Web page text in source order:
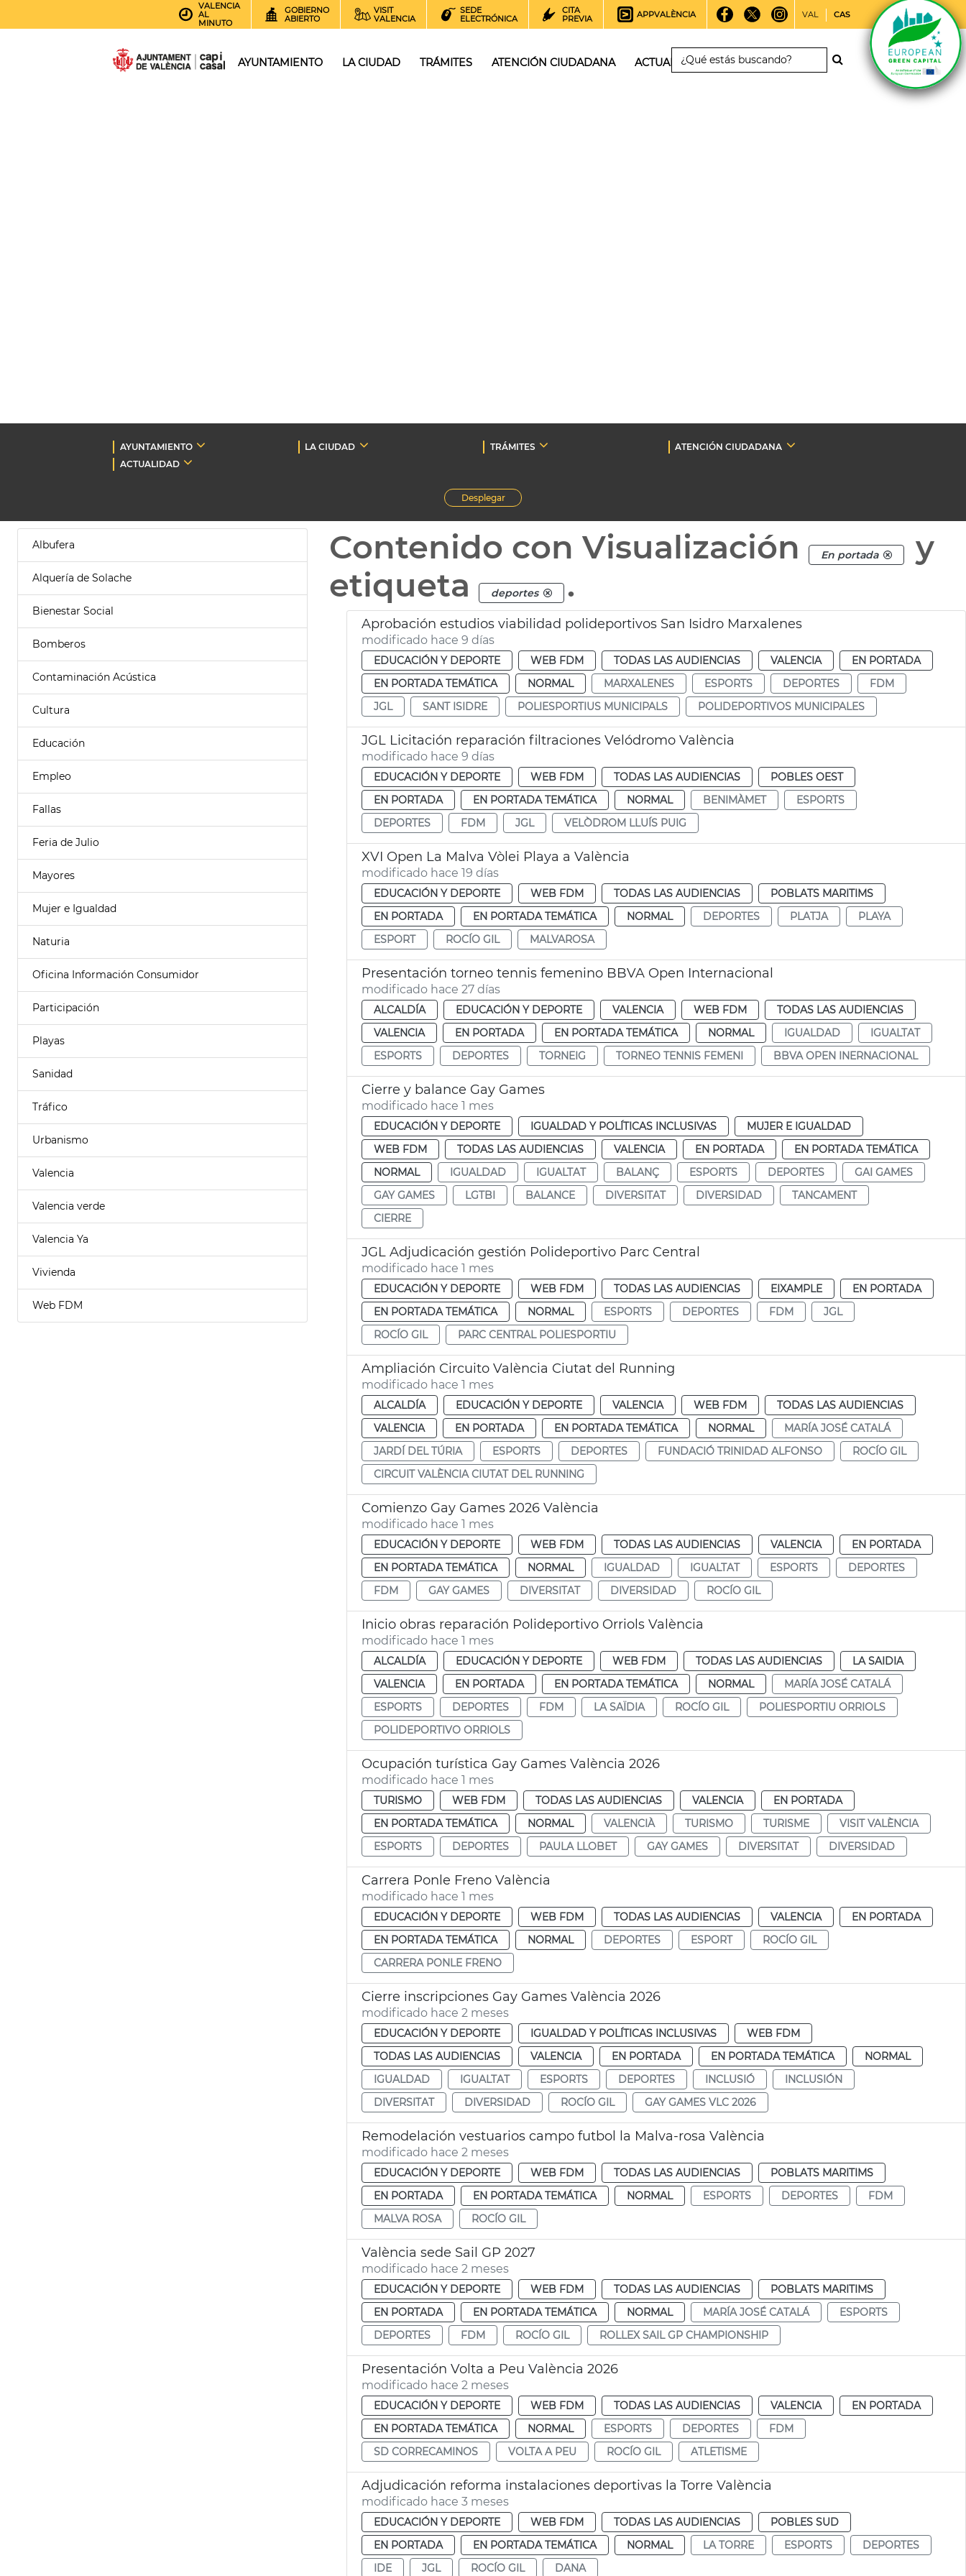
VALENCIA
AL
MINUTO
GOBIERNO
ABIERTO
VISIT
VALENCIA
SEDE
ELECTRÓNICA
CITA
PREVIA
APPVALÈNCIA VAL CAS
AYUNTAMIENTO LA CIUDAD TRÁMITES ATENCIÓN CIUDADANA ACTUALIDAD
AYUNTAMIENTO LA CIUDAD TRÁMITES
ATENCIÓN CIUDADANA
ACTUALIDAD
Desplegar
Albufera
Alquería de Solache
Bienestar Social
Bomberos
Contaminación Acústica
Cultura
Educación
Empleo
Fallas
Feria de Julio
Mayores
Mujer e Igualdad
Naturia
Oficina Información Consumidor
Participación
Playas
Sanidad
Tráfico
Urbanismo
Valencia
Valencia verde
Valencia Ya
Vivienda
Web FDM
Contenido con Visualización En portada
y
etiqueta
deportes .
Aprobación estudios viabilidad polideportivos San Isidro Marxalenes
modificado hace 9 días
EDUCACIÓN Y DEPORTE WEB FDM TODAS LAS AUDIENCIAS VALENCIA
EN PORTADA
EN PORTADA TEMÁTICA
NORMAL MARXALENES ESPORTS DEPORTES
FDM
JGL
SANT ISIDRE POLIESPORTIUS MUNICIPALS POLIDEPORTIVOS MUNICIPALES
JGL Licitación reparación filtraciones Velódromo València
modificado hace 9 días
EDUCACIÓN Y DEPORTE WEB FDM TODAS LAS AUDIENCIAS
POBLES OEST
EN PORTADA
EN PORTADA TEMÁTICA NORMAL BENIMÀMET
ESPORTS
DEPORTES
FDM JGL VELÒDROM LLUÍS PUIG
XVI Open La Malva Vòlei Playa a València
modificado hace 19 días
EDUCACIÓN Y DEPORTE WEB FDM TODAS LAS AUDIENCIAS
POBLATS MARITIMS
EN PORTADA
EN PORTADA TEMÁTICA NORMAL DEPORTES PLATJA
PLAYA
ESPORT
ROCÍO GIL MALVAROSA
Presentación torneo tennis femenino BBVA Open Internacional
modificado hace 27 días
ALCALDÍA EDUCACIÓN Y DEPORTE VALENCIA WEB FDM
TODAS LAS AUDIENCIAS
VALENCIA
EN PORTADA EN PORTADA TEMÁTICA NORMAL IGUALDAD
IGUALTAT
ESPORTS
DEPORTES TORNEIG TORNEO TENNIS FEMENI BBVA OPEN INERNACIONAL
Cierre y balance Gay Games
modificado hace 1 mes
EDUCACIÓN Y DEPORTE IGUALDAD Y POLÍTICAS INCLUSIVAS
MUJER E IGUALDAD
WEB FDM
TODAS LAS AUDIENCIAS VALENCIA EN PORTADA
EN PORTADA TEMÁTICA
NORMAL
IGUALDAD IGUALTAT BALANÇ ESPORTS DEPORTES
GAI GAMES
GAY GAMES
LGTBI BALANCE DIVERSITAT DIVERSIDAD
TANCAMENT
CIERRE
JGL Adjudicación gestión Polideportivo Parc Central
modificado hace 1 mes
EDUCACIÓN Y DEPORTE WEB FDM TODAS LAS AUDIENCIAS EIXAMPLE
EN PORTADA
EN PORTADA TEMÁTICA
NORMAL ESPORTS DEPORTES FDM
JGL
ROCÍO GIL
PARC CENTRAL POLIESPORTIU
Ampliación Circuito València Ciutat del Running
modificado hace 1 mes
ALCALDÍA EDUCACIÓN Y DEPORTE VALENCIA WEB FDM
TODAS LAS AUDIENCIAS
VALENCIA
EN PORTADA EN PORTADA TEMÁTICA NORMAL
MARÍA JOSÉ CATALÁ
JARDÍ DEL TÚRIA
ESPORTS DEPORTES FUNDACIÓ TRINIDAD ALFONSO
ROCÍO GIL
CIRCUIT VALÈNCIA CIUTAT DEL RUNNING
Comienzo Gay Games 2026 València
modificado hace 1 mes
EDUCACIÓN Y DEPORTE WEB FDM TODAS LAS AUDIENCIAS VALENCIA
EN PORTADA
EN PORTADA TEMÁTICA
NORMAL IGUALDAD IGUALTAT ESPORTS
DEPORTES
FDM
GAY GAMES DIVERSITAT DIVERSIDAD ROCÍO GIL
Inicio obras reparación Polideportivo Orriols València
modificado hace 1 mes
ALCALDÍA EDUCACIÓN Y DEPORTE WEB FDM TODAS LAS AUDIENCIAS
LA SAIDIA
VALENCIA
EN PORTADA EN PORTADA TEMÁTICA NORMAL
MARÍA JOSÉ CATALÁ
ESPORTS
DEPORTES FDM LA SAÏDIA ROCÍO GIL
POLIESPORTIU ORRIOLS
POLIDEPORTIVO ORRIOLS
Ocupación turística Gay Games València 2026
modificado hace 1 mes
TURISMO WEB FDM TODAS LAS AUDIENCIAS VALENCIA
EN PORTADA
EN PORTADA TEMÁTICA
NORMAL VALENCIÀ TURISMO TURISME
VISIT VALÈNCIA
ESPORTS
DEPORTES PAULA LLOBET GAY GAMES DIVERSITAT DIVERSIDAD
Carrera Ponle Freno València
modificado hace 1 mes
EDUCACIÓN Y DEPORTE WEB FDM TODAS LAS AUDIENCIAS VALENCIA
EN PORTADA
EN PORTADA TEMÁTICA
NORMAL DEPORTES ESPORT
ROCÍO GIL
CARRERA PONLE FRENO
Cierre inscripciones Gay Games València 2026
modificado hace 2 meses
EDUCACIÓN Y DEPORTE IGUALDAD Y POLÍTICAS INCLUSIVAS
WEB FDM
TODAS LAS AUDIENCIAS
VALENCIA EN PORTADA EN PORTADA TEMÁTICA
NORMAL
IGUALDAD
IGUALTAT ESPORTS DEPORTES INCLUSIÓ
INCLUSIÓN
DIVERSITAT
DIVERSIDAD ROCÍO GIL GAY GAMES VLC 2026
Remodelación vestuarios campo futbol la Malva-rosa València
modificado hace 2 meses
EDUCACIÓN Y DEPORTE WEB FDM TODAS LAS AUDIENCIAS
POBLATS MARITIMS
EN PORTADA
EN PORTADA TEMÁTICA NORMAL ESPORTS DEPORTES
FDM
MALVA ROSA
ROCÍO GIL
València sede Sail GP 2027
modificado hace 2 meses
EDUCACIÓN Y DEPORTE WEB FDM TODAS LAS AUDIENCIAS
POBLATS MARITIMS
EN PORTADA
EN PORTADA TEMÁTICA NORMAL MARÍA JOSÉ CATALÁ
ESPORTS
DEPORTES
FDM ROCÍO GIL ROLLEX SAIL GP CHAMPIONSHIP
Presentación Volta a Peu València 2026
modificado hace 2 meses
EDUCACIÓN Y DEPORTE WEB FDM TODAS LAS AUDIENCIAS VALENCIA
EN PORTADA
EN PORTADA TEMÁTICA
NORMAL ESPORTS DEPORTES
FDM
SD CORRECAMINOS
VOLTA A PEU ROCÍO GIL ATLETISME
Adjudicación reforma instalaciones deportivas la Torre València
modificado hace 3 meses
EDUCACIÓN Y DEPORTE WEB FDM TODAS LAS AUDIENCIAS
POBLES SUD
EN PORTADA
EN PORTADA TEMÁTICA NORMAL LA TORRE ESPORTS
DEPORTES
IDE
JGL ROCÍO GIL DANA